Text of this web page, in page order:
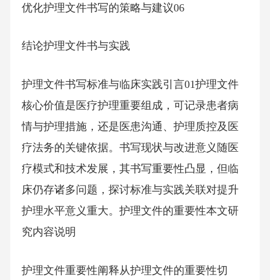
优化护理文件书写的策略与建议06
结论护理文件书与实践
护理文件书写标准与临床实践引言01护理文件
核心价值是医疗护理重要组成，可记录患者病
情与护理措施，还是医患沟通、护理质控及医
疗法务的关键依据。书写现状与改进意义随医
疗模式和技术发展，其书写重要性凸显，但临
床仍存诸多问题，探讨标准与实践关联对提升
护理水平意义重大。护理文件的重要性本文研
究内容说明
护理文件重要性阐释从护理文件的重要性切